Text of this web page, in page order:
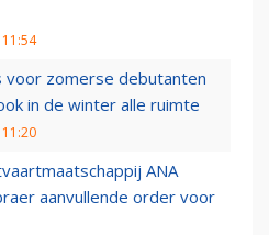
voor zomerse debutanten
in de winter alle ruimte
ANA
aanvullende order voor